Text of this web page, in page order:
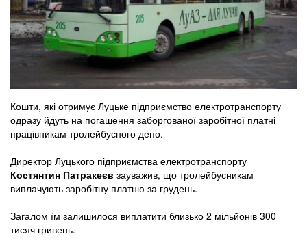
Кошти, які отримує Луцьке підприємство електротранспорту
одразу йдуть на погашення заборгованої заробітної платні
працівникам тролейбусного депо.
Директор Луцького підприємства електротранспорту
Костянтин Патракеєв зауважив, що тролейбусникам
виплачують заробітну платню за грудень.
Загалом їм залишилося виплатити близько 2 мільйонів 300
тисяч гривень.